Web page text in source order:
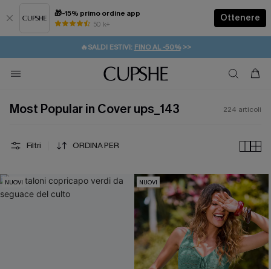
🎁-15% primo ordine app
50 k+
Ottenere
⚡️-15% SUGLI ESSENZIALI DA VACANZA | ACQUISTA
🔥SALDI ESTIVI: FINO AL -50%>>
🚚SPEDIZIONE GRATUITA DA 49€
💌REGALO PER I NUOVI: 20% DI SCONTO*
Most Popular in Cover ups_143 224 articoli
Filtri ORDINA PER
NUOVI NUOVI